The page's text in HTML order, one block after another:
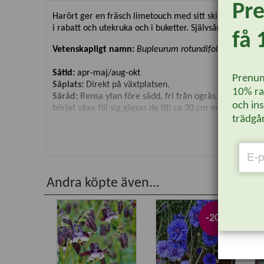
Harört ger en fräsch limetouch med sitt skira
i rabatt och utekruka och i buketter. Självsår sig där
Vetenskapligt namn: Bupleurum rotundifolium
Såtid: apr-maj/aug-okt
Såplats: Direkt på växtplatsen.
Såråd: Rensa ytan före sådd, fri från ogräs. Vattna
börjat växa till sig glesas de till ca 30 cm mellanrum.
Andra köpte även...
-20%
få
10%
och